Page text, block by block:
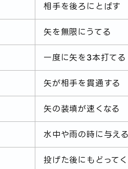
相手を後ろにとばす
矢を無限にうてる
一度に矢を3本打てる
矢が相手を貫通する
矢の装填が速くなる
水中や雨の時に与え
投げた後にもどって